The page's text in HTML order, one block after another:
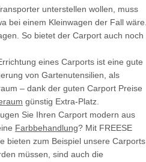
unterstellen wollen, muss
bei einem Kleinwagen der Fall wäre.
So bietet der Carport auch noch
eines Carports ist eine gute
von Gartenutensilien, als
– dank der guten Carport Preise
günstig Extra-Platz.
Sie Ihren Carport modern aus
Farbbehandlung? Mit FREESE
bieten zum Beispiel unsere Carports
müssen, sind auch die